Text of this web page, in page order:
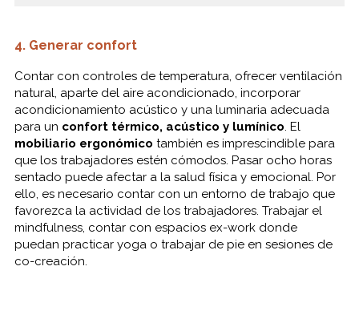
4. Generar confort
Contar con controles de temperatura, ofrecer ventilación
natural, aparte del aire acondicionado, incorporar
acondicionamiento acústico y una luminaria adecuada
para un confort térmico, acústico y lumínico. El
mobiliario ergonómico también es imprescindible para
que los trabajadores estén cómodos. Pasar ocho horas
sentado puede afectar a la salud física y emocional. Por
ello, es necesario contar con un entorno de trabajo que
favorezca la actividad de los trabajadores. Trabajar el
mindfulness, contar con espacios ex-work donde
puedan practicar yoga o trabajar de pie en sesiones de
co-creación.